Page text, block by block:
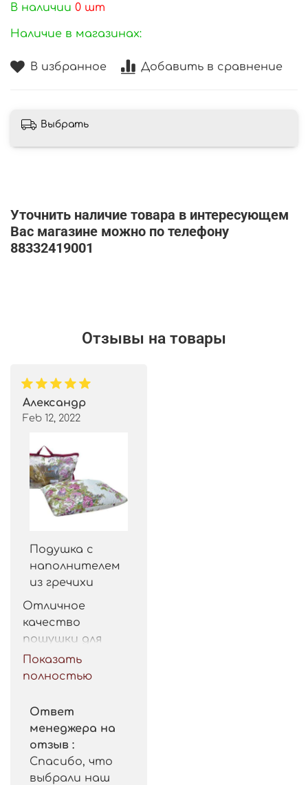
В избранное Добавить в сравнение
В наличии 0 шт
Наличие в магазинах:
Выбрать
Уточнить наличие товара в интересующем
Вас магазине можно по телефону
88332419001
Отзывы на товары
Александр
Feb 12, 2022
Подушка с
наполнителем
из гречихи
Отличное
качество
пошушки для
такой цены.
Рекомендую.
Показать
полностью
Ответ
менеджера на
отзыв :
Спасибо, что
выбрали наш